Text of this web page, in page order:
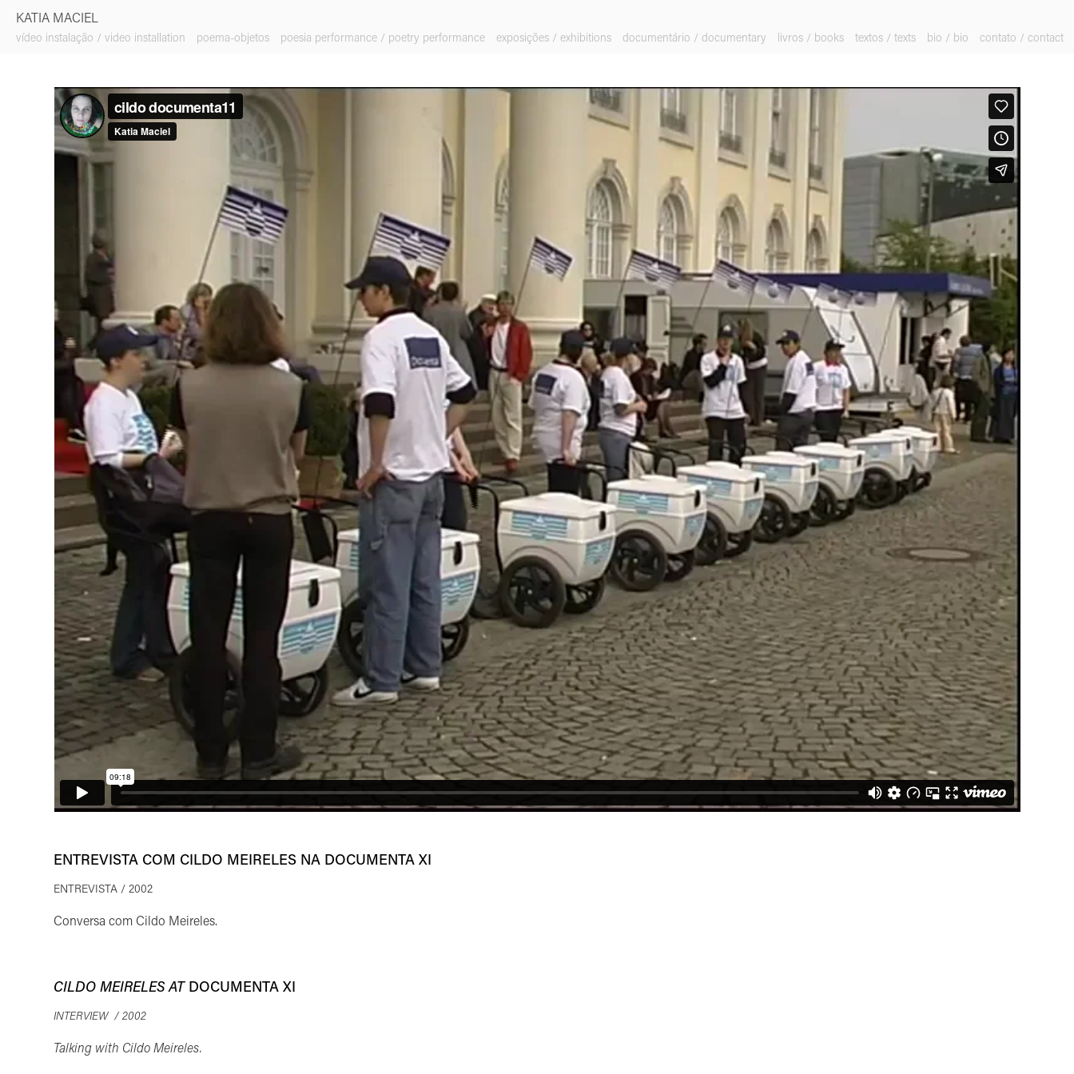
KATIA MACIEL
vídeo instalação / video installation poema-objetos poesia performance / poetry performance exposições / exhibitions documentário / documentary livros / books textos / texts bio / bio contato / contact
ENTREVISTA COM CILDO MEIRELES NA DOCUMENTA XI
ENTREVISTA / 2002
Conversa com Cildo Meireles.
CILDO MEIRELES AT DOCUMENTA XI
INTERVIEW / 2002
Talking with Cildo Meireles.